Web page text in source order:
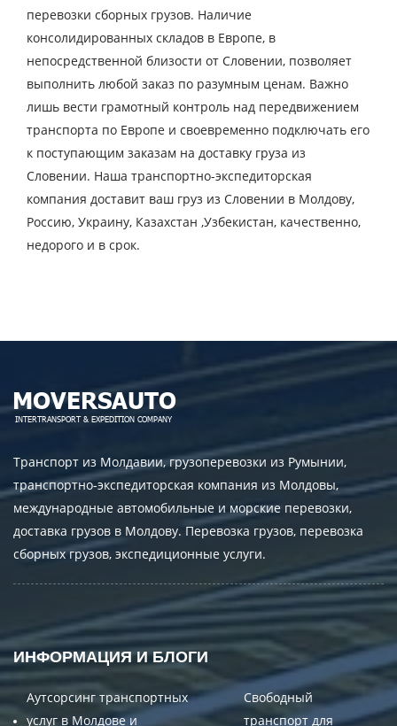
перевозки сборных грузов. Наличие
консолидированных складов в Европе, в
непосредственной близости от Словении, позволяет
выполнить любой заказ по разумным ценам. Важно
лишь вести грамотный контроль над передвижением
транспорта по Европе и своевременно подключать его
к поступающим заказам на доставку груза из
Словении. Наша транспортно-экспедиторская
компания доставит ваш груз из Словении в Молдову,
Россию, Украину, Казахстан ,Узбекистан, качественно,
недорого и в срок.
Транспорт из Молдавии, грузоперевозки из Румынии,
транспортно-экспедиторская компания из Молдовы,
международные автомобильные и морские перевозки,
доставка грузов в Молдову. Перевозка грузов, перевозка
сборных грузов, экспедиционные услуги.
ИНФОРМАЦИЯ И БЛОГИ
Аутсорсинг транспортных
услуг в Молдове и
Свободный
транспорт для
Отправляя заявку, вы соглашаетесь на
обработку персональных данных.
ОТПРАВИТЬ